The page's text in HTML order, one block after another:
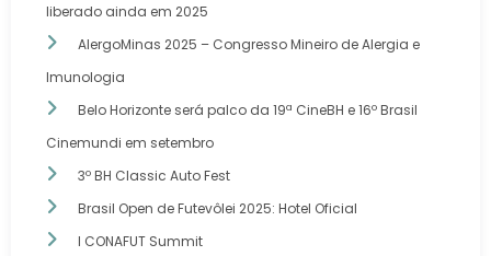
liberado ainda em 2025
AlergoMinas 2025 – Congresso Mineiro de Alergia e
Imunologia
Belo Horizonte será palco da 19ª CineBH e 16º Brasil
Cinemundi em setembro
3º BH Classic Auto Fest
Brasil Open de Futevôlei 2025: Hotel Oficial
I CONAFUT Summit